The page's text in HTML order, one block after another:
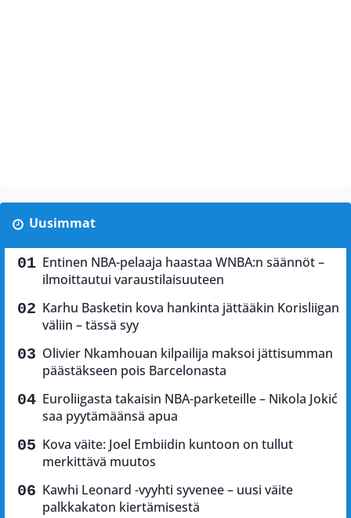
Uusimmat
Entinen NBA-pelaaja haastaa WNBA:n säännöt –
ilmoittautui varaustilaisuuteen
Karhu Basketin kova hankinta jättääkin Korisliigan
väliin – tässä syy
Olivier Nkamhouan kilpailija maksoi jättisumman
päästäkseen pois Barcelonasta
Euroliigasta takaisin NBA-parketeille – Nikola Jokić
saa pyytämäänsä apua
Kova väite: Joel Embiidin kuntoon on tullut
merkittävä muutos
Kawhi Leonard -vyyhti syvenee – uusi väite
palkkakaton kiertämisestä